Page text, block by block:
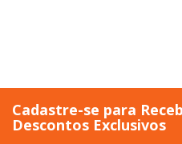
Cadastre-se para
Descontos Exclusivos